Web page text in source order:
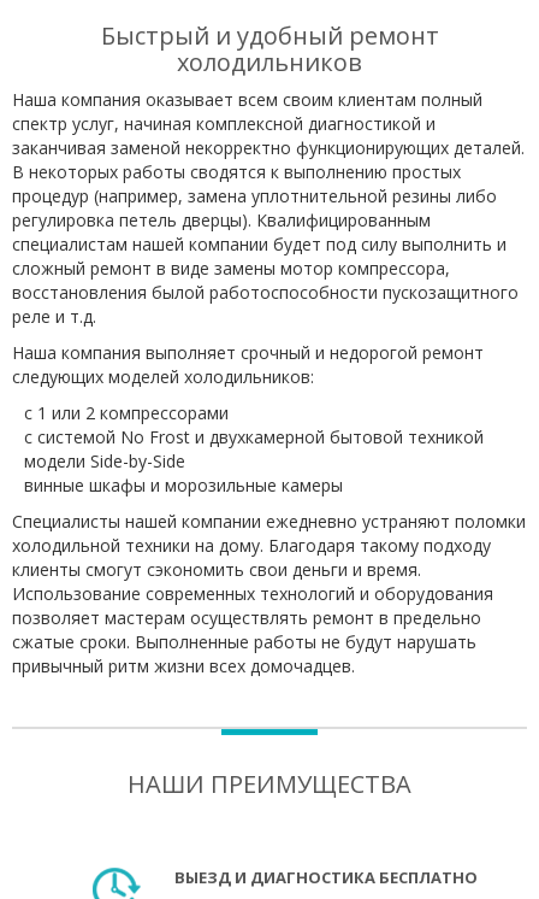
Быстрый и удобный ремонт
холодильников
Наша компания оказывает всем своим клиентам полный
спектр услуг, начиная комплексной диагностикой и
заканчивая заменой некорректно функционирующих деталей.
В некоторых работы сводятся к выполнению простых
процедур (например, замена уплотнительной резины либо
регулировка петель дверцы). Квалифицированным
специалистам нашей компании будет под силу выполнить и
сложный ремонт в виде замены мотор компрессора,
восстановления былой работоспособности пускозащитного
реле и т.д.
Наша компания выполняет срочный и недорогой ремонт
следующих моделей холодильников:
с 1 или 2 компрессорами
с системой No Frost и двухкамерной бытовой техникой
модели Side-by-Side
винные шкафы и морозильные камеры
Специалисты нашей компании ежедневно устраняют поломки
холодильной техники на дому. Благодаря такому подходу
клиенты смогут сэкономить свои деньги и время.
Использование современных технологий и оборудования
позволяет мастерам осуществлять ремонт в предельно
сжатые сроки. Выполненные работы не будут нарушать
привычный ритм жизни всех домочадцев.
НАШИ ПРЕИМУЩЕСТВА
ВЫЕЗД И ДИАГНОСТИКА БЕСПЛАТНО